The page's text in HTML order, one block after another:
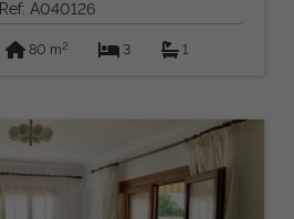
Ref: A040126
80 m2 3 1